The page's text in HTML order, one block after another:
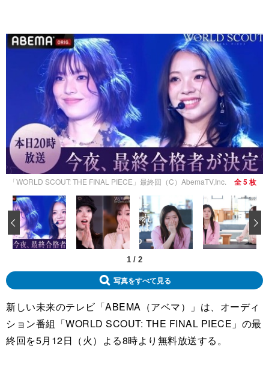
「WORLD SCOUT: THE FINAL PIECE」最終回（C）AbemaTV,Inc. 全 5 枚
1 / 2
‹
写真をすべて見る
新しい未来のテレビ「ABEMA（アベマ）」は、オーディ
ション番組「WORLD SCOUT: THE FINAL PIECE」の最
終回を5月12日（火）よる8時より無料放送する。